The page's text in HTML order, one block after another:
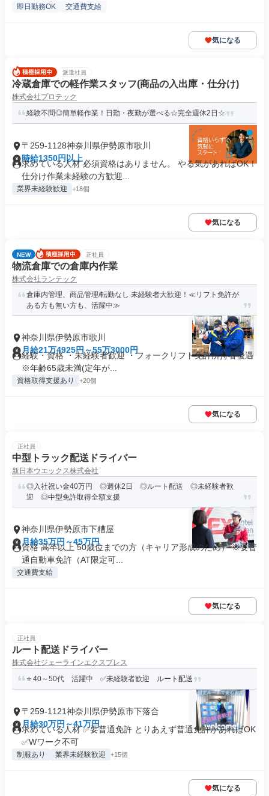
即日勤務OK 交通費支給
気になる
派遣社員
冷蔵倉庫での軽作業スタッフ(商品の入出庫・仕分け)
株式会社プロテック
経験不問◎簡単軽作業！日勤・夜勤が選べる☆完全週休2日☆
〒259-1128神奈川県伊勢原市歌川
時給1350円以上
求めている人材 必須資格はありません。 やる気があればOK！
仕分け作業未経験の方歓迎...
業界未経験歓迎 +18個
気になる
NEW 正社員
物流倉庫での倉庫内作業
株式会社ランテック
倉庫内管理、商品管理/転勤なし 未経験者大歓迎！≪リフト免許が
ある方も無い方も、活躍中≫
神奈川県伊勢原市歌川
月給21万4925円～55万3000円
経験・資格 ・未経験者歓迎 ・フォークリフト免許所持者優遇
※年齢65歳未満(定年が...
資格取得支援あり +20個
気になる
正社員
中型トラック配送ドライバー
新日本ウエックス株式会社
◎入社祝い金40万円 ◎週休2日 ◎ルート配送 ◎未経験者歓
迎 ◎中型免許取得全額支援
神奈川県伊勢原市下糟屋
月給35万円～45万円
資格 高卒以上 50歳位までの方（キャリア形成のため） ※要普
通自動車免許（AT限定可...
交通費支給
気になる
正社員
ルート配送ドライバー
株式会社ジェーラインエクスプレス
⭐ 40～50代 活躍中 ✅未経験者歓迎 ルート配送
〒259-1121神奈川県伊勢原市下落合
月給30万円～41万円
求めている人材 ✅要普通免許 とりあえず普通免許があればOK
✅Wワーク不可
制服あり 業界未経験歓迎 +15個
気になる